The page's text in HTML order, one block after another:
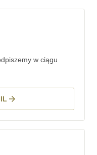
w ciągu